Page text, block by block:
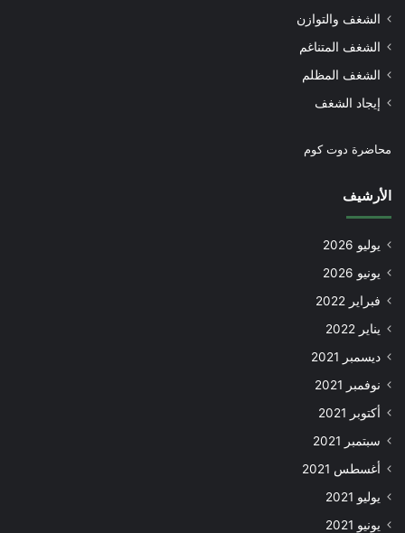
الشغف والتوازن
الشغف المتناغم
الشغف المظلم
إيجاد الشغف
محاضرة دوت كوم
الأرشيف
يوليو 2026
يونيو 2026
فبراير 2022
يناير 2022
ديسمبر 2021
نوفمبر 2021
أكتوبر 2021
سبتمبر 2021
أغسطس 2021
يوليو 2021
يونيو 2021